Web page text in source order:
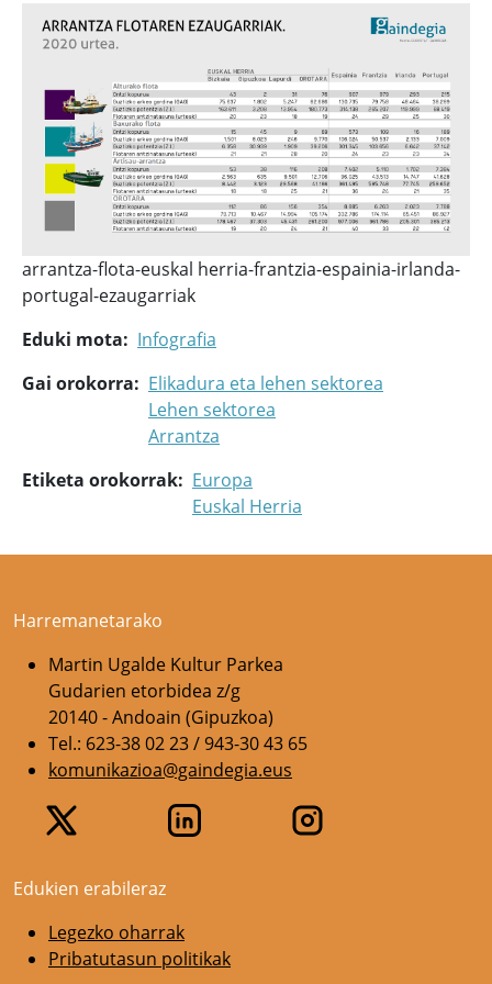
arrantza-flota-euskal herria-frantzia-espainia-irlanda-
portugal-ezaugarriak
Eduki mota
Infografia
Gai orokorra
Elikadura eta lehen sektorea
Lehen sektorea
Arrantza
Etiketa orokorrak
Europa
Euskal Herria
Harremanetarako
Martin Ugalde Kultur Parkea
Gudarien etorbidea z/g
20140 - Andoain (Gipuzkoa)
Tel.: 623-38 02 23 / 943-30 43 65
komunikazioa@gaindegia.eus
Edukien erabileraz
Legezko oharrak
Pribatutasun politikak